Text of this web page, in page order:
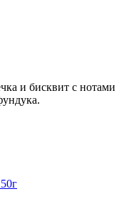
и бисквит с нотами